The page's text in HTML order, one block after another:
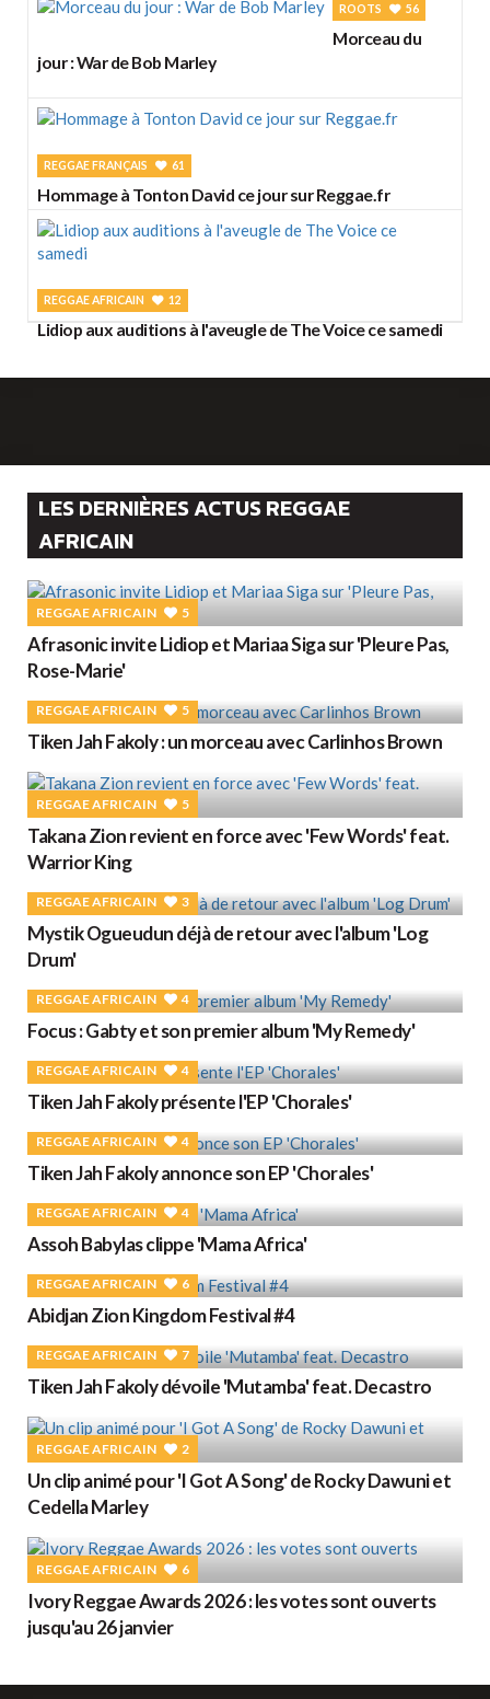
ROOTS 56
Morceau du
jour : War de Bob Marley
REGGAE FRANÇAIS 61
Hommage à Tonton David ce jour sur Reggae.fr
REGGAE AFRICAIN 12
Lidiop aux auditions à l'aveugle de The Voice ce samedi
LES DERNIÈRES ACTUS REGGAE
AFRICAIN
REGGAE AFRICAIN 5
Afrasonic invite Lidiop et Mariaa Siga sur 'Pleure Pas,
Rose-Marie'
REGGAE AFRICAIN 5
Tiken Jah Fakoly : un morceau avec Carlinhos Brown
REGGAE AFRICAIN 5
Takana Zion revient en force avec 'Few Words' feat.
Warrior King
REGGAE AFRICAIN 3
Mystik Ogueudun déjà de retour avec l'album 'Log
Drum'
REGGAE AFRICAIN 4
Focus : Gabty et son premier album 'My Remedy'
REGGAE AFRICAIN 4
Tiken Jah Fakoly présente l'EP 'Chorales'
REGGAE AFRICAIN 4
Tiken Jah Fakoly annonce son EP 'Chorales'
REGGAE AFRICAIN 4
Assoh Babylas clippe 'Mama Africa'
REGGAE AFRICAIN 6
Abidjan Zion Kingdom Festival #4
REGGAE AFRICAIN 7
Tiken Jah Fakoly dévoile 'Mutamba' feat. Decastro
REGGAE AFRICAIN 2
Un clip animé pour 'I Got A Song' de Rocky Dawuni et
Cedella Marley
REGGAE AFRICAIN 6
Ivory Reggae Awards 2026 : les votes sont ouverts
jusqu'au 26 janvier